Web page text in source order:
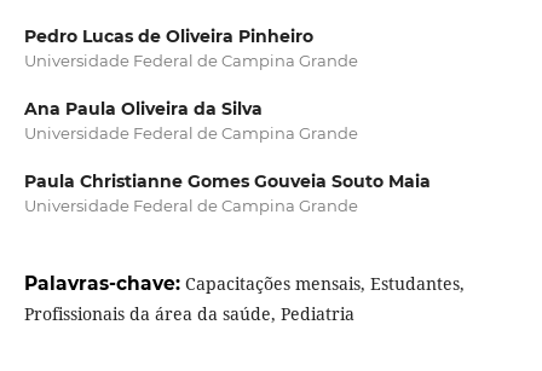
Pedro Lucas de Oliveira Pinheiro
Universidade Federal de Campina Grande
Ana Paula Oliveira da Silva
Universidade Federal de Campina Grande
Paula Christianne Gomes Gouveia Souto Maia
Universidade Federal de Campina Grande
Palavras-chave: Capacitações mensais, Estudantes,
Profissionais da área da saúde, Pediatria